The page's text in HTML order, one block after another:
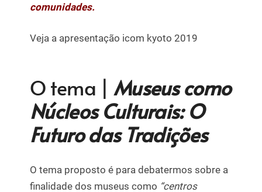
comunidades.
Veja a apresentação icom kyoto 2019
O tema | Museus como
Núcleos Culturais: O
Futuro das Tradições
O tema proposto é para debatermos sobre a
finalidade dos museus como “centros